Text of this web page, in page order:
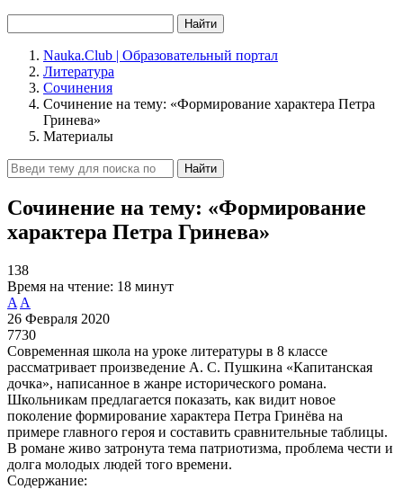
Найти
Nauka.Club | Образовательный портал
Литература
Сочинения
Сочинение на тему: «Формирование характера Петра
Гринева»
Материалы
Найти
Сочинение на тему: «Формирование
характера Петра Гринева»
138
Время на чтение: 18 минут
A A
26 Февраля 2020
7730
Современная школа на уроке литературы в 8 классе
рассматривает произведение А. С. Пушкина «Капитанская
дочка», написанное в жанре исторического романа.
Школьникам предлагается показать, как видит новое
поколение формирование характера Петра Гринёва на
примере главного героя и составить сравнительные таблицы.
В романе живо затронута тема патриотизма, проблема чести и
долга молодых людей того времени.
Содержание: